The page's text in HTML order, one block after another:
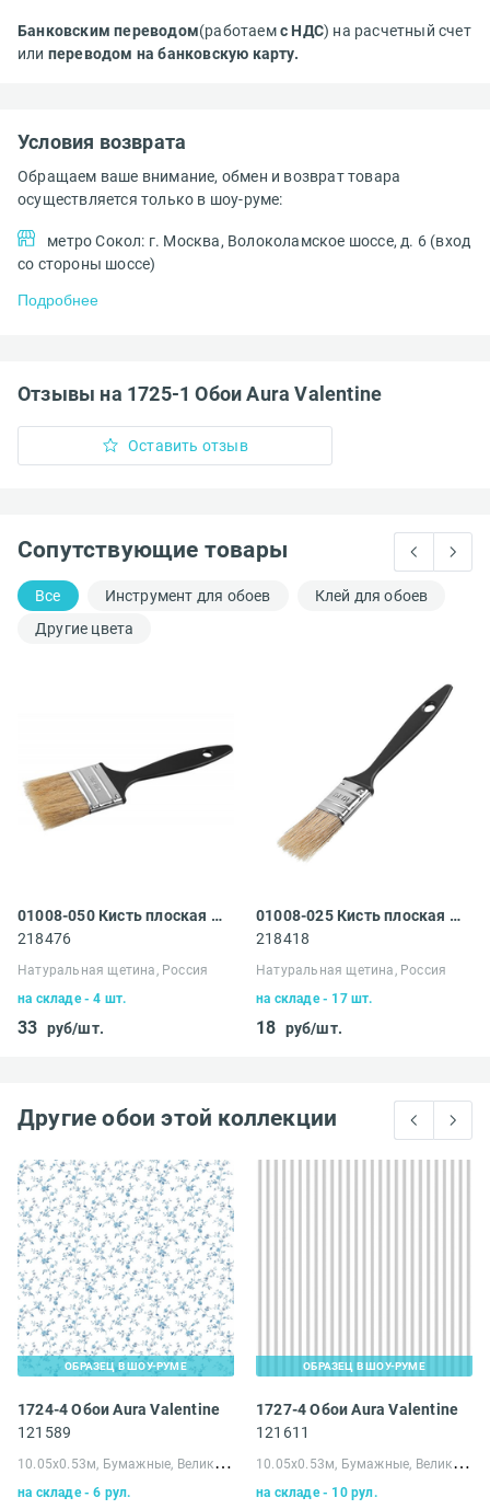
Банковским переводом(работаемс НДС) на расчетный счет
или переводом на банковскую карту.
Условия возврата
Обращаем ваше внимание, обмен и возврат товара
осуществляется только в шоу-руме:
метро Сокол: г. Москва, Волоколамское шоссе, д. 6 (вход
со стороны шоссе)
Подробнее
Отзывы на 1725-1 Обои Aura Valentine
Оставить отзыв
Сопутствующие товары
Все Инструмент для обоев
Клей для обоев
Другие цвета
01008-050 Кисть плоская Сибин
218476
Натуральная щетина, Россия
на складе - 4 шт.
33 руб/шт.
01008-025 Кисть плоская Сибин
218418
Натуральная щетина, Россия
на складе - 17 шт.
18 руб/шт.
Другие обои этой коллекции
ОБРАЗЕЦ В ШОУ-РУМЕ
1724-4 Обои Aura Valentine
121589
1
0.05х0.53м, Бумажные, Великобритания
на складе - 6 рул.
ОБРАЗЕЦ В ШОУ-РУМЕ
1727-4 Обои Aura Valentine
121611
1
0.05х0.53м, Бумажные, Великобритания
на складе - 10 рул.